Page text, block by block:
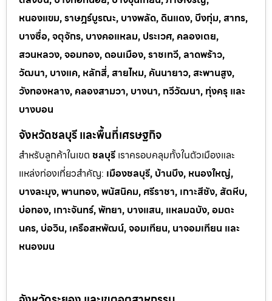
หนองแขม, ราษฎร์บูรณะ, บางพลัด, ดินแดง, บึงกุ่ม, สาทร,
บางซื่อ, จตุจักร, บางคอแหลม, ประเวศ, คลองเตย,
สวนหลวง, จอมทอง, ดอนเมือง, ราชเทวี, ลาดพร้าว,
วัฒนา, บางแค, หลักสี่, สายไหม, คันนายาว, สะพานสูง,
วังทองหลาง, คลองสามวา, บางนา, ทวีวัฒนา, ทุ่งครุ และ
บางบอน
จังหวัดชลบุรี และพื้นที่เศรษฐกิจ
สำหรับลูกค้าในเขต ชลบุรี เราครอบคลุมทั้งในตัวเมืองและ
แหล่งท่องเที่ยวสำคัญ: เมืองชลบุรี, บ้านบึง, หนองใหญ่,
บางละมุง, พานทอง, พนัสนิคม, ศรีราชา, เกาะสีชัง, สัตหีบ,
บ่อทอง, เกาะจันทร์, พัทยา, บางแสน, แหลมฉบัง, อมตะ
นคร, บ่อวิน, เครือสหพัฒน์, จอมเทียน, นาจอมเทียน และ
หนองมน